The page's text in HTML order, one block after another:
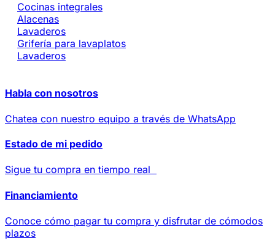
Cocinas integrales
Alacenas
Lavaderos
Grifería para lavaplatos
Lavaderos
Habla con nosotros
Chatea con nuestro equipo a través de WhatsApp
Estado de mi pedido
Sigue tu compra en tiempo real
Financiamiento
Conoce cómo pagar tu compra y disfrutar de cómodos
plazos